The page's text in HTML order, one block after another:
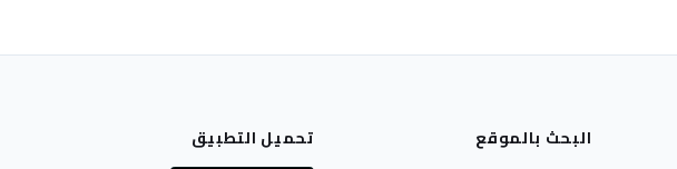
البحث بالموقع
تحميل التطبيق